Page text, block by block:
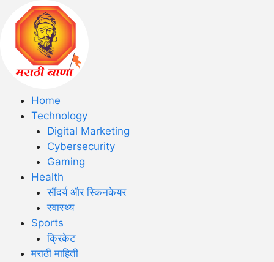
Home
Technology
Digital Marketing
Cybersecurity
Gaming
Health
सौंदर्य और स्किनकेयर
स्वास्थ्य
Sports
क्रिकेट
मराठी माहिती